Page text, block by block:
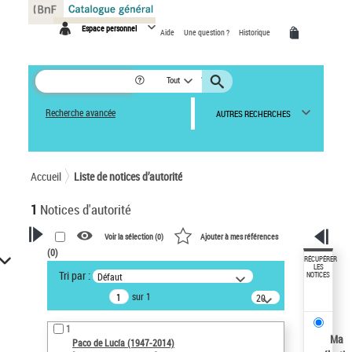
Espace personnel Aide Une question ? Historique
Tout
Recherche avancée AUTRES RECHERCHES
Accueil Liste de notices d’autorité
1 Notices d'autorité
VOTRE RECHERCHE
Recherche avancée dans les
notices d’autorité
Œuvres liées à l'auteur :
Paco de Lucía (1947-2014)
Voir la sélection (0) Ajouter à mes références
(0)
Tri par : Défaut
sur 1
20
résultats/page
1
Paco de Lucía (1947-2014)
RÉCUPÉRER
LES
NOTICES
Ma
Panneau de gestion des cookies